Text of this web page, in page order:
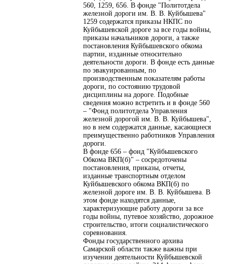
560, 1259, 656. В фонде "Политотдела
железной дороги им. В. В. Куйбышева"
1259 содержатся приказы НКПС по
Куйбышевской дороге за все годы войны,
приказы начальников дороги, а также
постановления Куйбышевского обкома
партии, изданные относительно
деятельности дороги. В фонде есть данные
по эвакуированным, по
производственным показателям работы
дороги, по состоянию трудовой
дисциплины на дороге. Подобные
сведения можно встретить и в фонде 560
– "Фонд политотдела Управления
железной дорогой им. В. В. Куйбышева",
но в нем содержатся данные, касающиеся
преимущественно работников Управления
дороги.
В фонде 656 – фонд "Куйбышевского
Обкома ВКП(б)" – сосредоточены
постановления, приказы, отчеты,
изданные транспортным отделом
Куйбышевского обкома ВКП(б) по
железной дороге им. В. В. Куйбышева. В
этом фонде находятся данные,
характеризующие работу дороги за все
годы войны, путевое хозяйство, дорожное
строительство, итоги социалистического
соревнования.
Фонды государственного архива
Самарской области также важны при
изучении деятельности Куйбышевской